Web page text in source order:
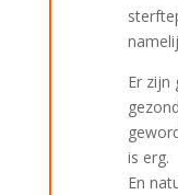
Er zijn
is erg.
En